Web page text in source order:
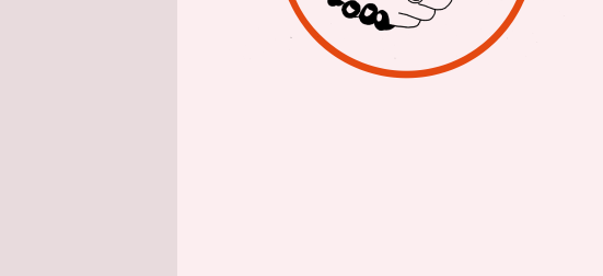
Christoph Martin
Preußische
davor, der AfD den
Äußerungen von
die